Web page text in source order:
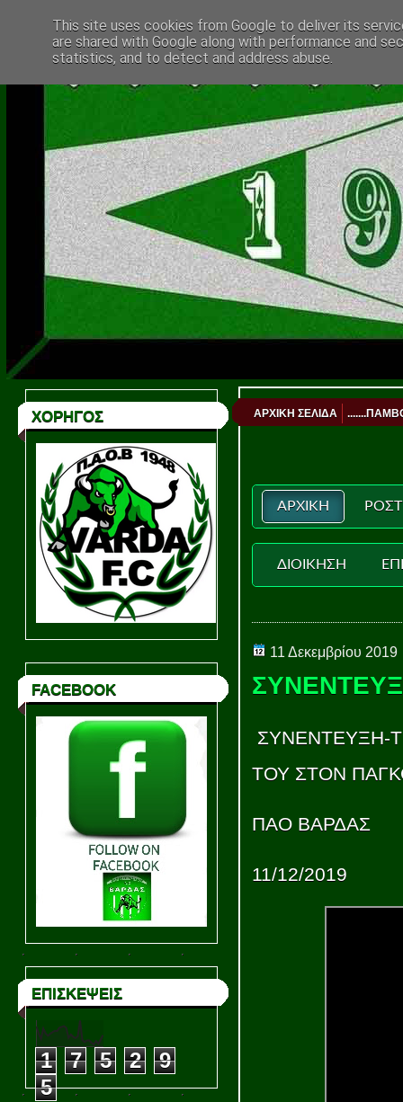
ΧΟΡΗΓΟΣ
FACEBOOK
ΕΠΙΣΚΕΨΕΙΣ
1 7 5 2
9
5
ΑΡΧΙΚΗ ΣΕΛΙΔΑ
ΑΡΧΙΚΗ
ΔΙΟΙΚΗΣΗ
11 Δεκεμβρίου 2019
ΣΥΝΕΝΤΕΥΞΗ-
ΤΟΥ ΣΤΟΝ
ΠΑΟ ΒΑΡΔΑΣ
11/12/2019
This site uses cookies from Google to deliver its
are shared with Google along with performance and
statistics, and to detect and address abuse.